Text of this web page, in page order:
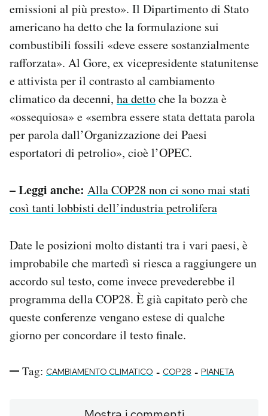
emissioni al più presto». Il Dipartimento di Stato
americano ha detto che la formulazione sui
combustibili fossili «deve essere sostanzialmente
rafforzata». Al Gore, ex vicepresidente statunitense
e attivista per il contrasto al cambiamento
climatico da decenni, ha dettoche la bozza è
«ossequiosa» e «sembra essere stata dettata parola
per parola dall’Organizzazione dei Paesi
esportatori di petrolio», cioè l’OPEC.
– Leggi anche: Alla COP28 non ci sono mai stati
così tanti lobbisti dell’industria petrolifera
Date le posizioni molto distanti tra i vari paesi, è
improbabile che martedì si riesca a raggiungere un
accordo sul testo, come invece prevederebbe il
programma della COP28. È già capitato però che
queste conferenze vengano estese di qualche
giorno per concordare il testo finale.
Tag: CAMBIAMENTO CLIMATICO - COP28 - PIANETA